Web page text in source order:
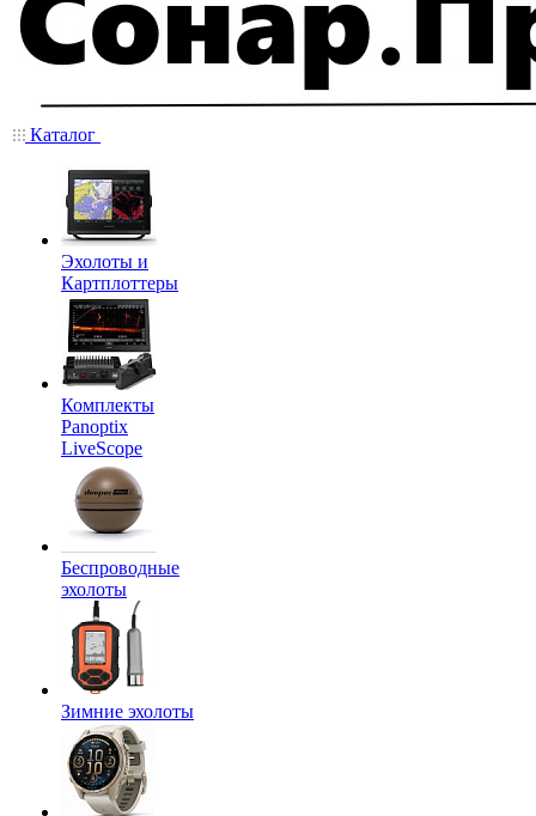
Каталог
Эхолоты и
Картплоттеры
Комплекты
Panoptix
LiveScope
Беспроводные
эхолоты
Зимние эхолоты